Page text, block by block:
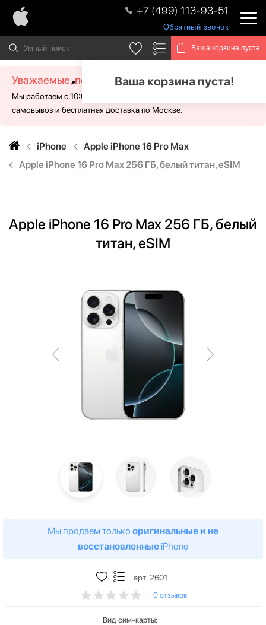
+7 (499) 113-93-51
Обратный звонок
Ваша корзина пуста
Ваша корзина пуста!
Уважаемые, посетители!
Мы работаем с 10:00 - 21:00 без выходных. Для Вас доступен
самовывоз и бесплатная доставка по Москве.
iPhone
Apple iPhone 16 Pro Max
Apple iPhone 16 Pro Max 256 ГБ, белый титан, eSIM
Apple iPhone 16 Pro Max 256 ГБ, белый
титан, eSIM
Мы продаем только оригинальные и не
восстановленные iPhone
арт. 2601
0 отзывов
Вид сим-карты: